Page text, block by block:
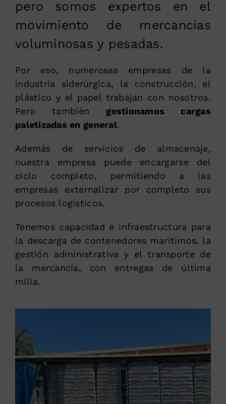
pero somos expertos en el
movimiento de mercancías
voluminosas y pesadas.
Por eso, numerosas empresas de la
industria siderúrgica, la construcción, el
plástico y el papel trabajan con nosotros.
Pero también gestionamos cargas
paletizadas en general.
Además de servicios de almacenaje,
nuestra empresa puede encargarse del
ciclo completo, permitiendo a las
empresas externalizar por completo sus
procesos logísticos.
Tenemos capacidad e infraestructura para
la descarga de contenedores marítimos, la
gestión administrativa y el transporte de
la mercancía, con entregas de última
milla.